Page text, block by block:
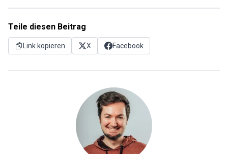
Teile diesen Beitrag
Link kopieren X Facebook